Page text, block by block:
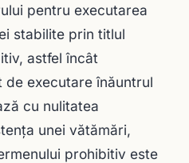
pentru executarea
stabilite prin titlul
astfel încât
executare înăun­trul
cu nulitatea
unei vătămări,
prohibitiv este